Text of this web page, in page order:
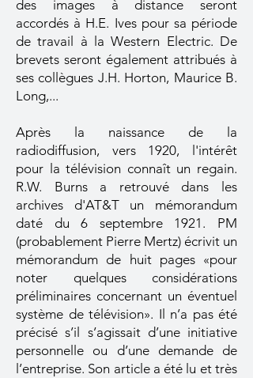
des images à distance seront
accordés à H.E. Ives pour sa période
de travail à la Western Electric. De
brevets seront également attribués à
ses collègues J.H. Horton, Maurice B.
Long,...
Après la naissance de la
radiodiffusion, vers 1920, l'intérêt
pour la télévision connaît un regain.
R.W. Burns a retrouvé dans les
archives d'AT&T un mémorandum
daté du 6 septembre 1921. PM
(probablement Pierre Mertz) écrivit un
mémorandum de huit pages «pour
noter quelques considérations
préliminaires concernant un éventuel
système de télévision». Il n’a pas été
précisé s’il s’agissait d’une initiative
personnelle ou d’une demande de
l’entreprise. Son article a été lu et très